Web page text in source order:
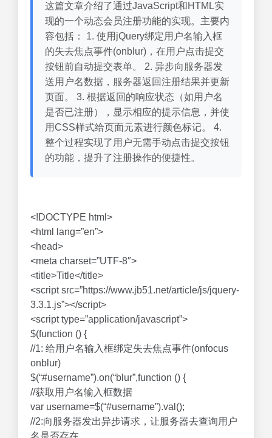
这篇文章介绍了通过JavaScript和HTML实
现的一个动态会员注册功能的实现。主要内
容包括： 1. 使用jQuery绑定用户名输入框
的失去焦点事件(onblur)，在用户点击提交
按钮前自动提交表单。 2. 异步向服务器发
送用户名数据，服务器返回注册结果并更新
页面。 3. 根据返回的响应状态（如用户名
是否已注册），显示相应的提示信息，并使
用CSS样式给页面元素进行颜色标记。 4.
整个过程实现了用户无需手动点击提交按钮
的功能，提升了注册操作的便捷性。
<!DOCTYPE html>
<html lang=”en”>
<head>
<meta charset=”UTF-8″>
<title>Title</title>
<script src=”https://www.jb51.net/article/js/jquery-
3.3.1.js”></script>
<script type=”application/javascript”>
$(function () {
//1: 给用户名输入框绑定失去焦点事件(onfocus
onblur)
$(“#username”).on(“blur”,function () {
//获取用户名输入框数据
var username=$(“#username”).val();
//2:向服务器发出异步请求，让服务器去查询用户
名是否存在